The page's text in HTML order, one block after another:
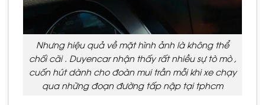
Nhưng hiệu quả về mặt hình ảnh là không thể
chối cãi . Duyencar nhận thấy rất nhiều sự tò mò ,
cuốn hút dành cho đoàn mui trần mỗi khi xe chạy
qua những đoạn đường tấp nập tại tphcm